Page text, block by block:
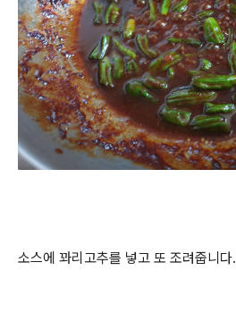
소스에 꽈리고추를 넣고 또 조려줍니다.